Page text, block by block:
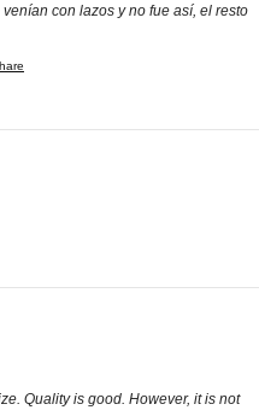
con lazos y no fue así, el resto
Quality is good. However, it is not